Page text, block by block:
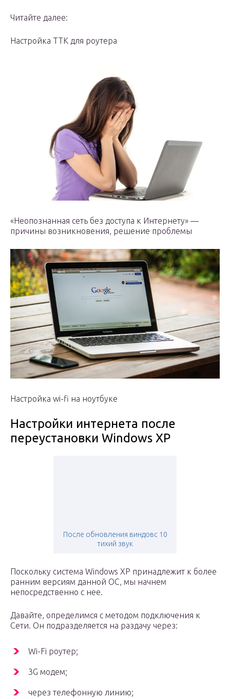
Читайте далее:
Настройка ТТК для роутера
«Неопознанная сеть без доступа к Интернету» —
причины возникновения, решение проблемы
Настройка wi-fi на ноутбуке
Настройки интернета после
переустановки Windows ХР
После обновления виндовс 10
тихий звук
Поскольку система Windows ХР принадлежит к более
ранним версиям данной ОС, мы начнем
непосредственно с нее.
Давайте, определимся с методом подключения к
Сети. Он подразделяется на раздачу через:
Wi-Fi роутер;
3G модем;
через телефонную линию;